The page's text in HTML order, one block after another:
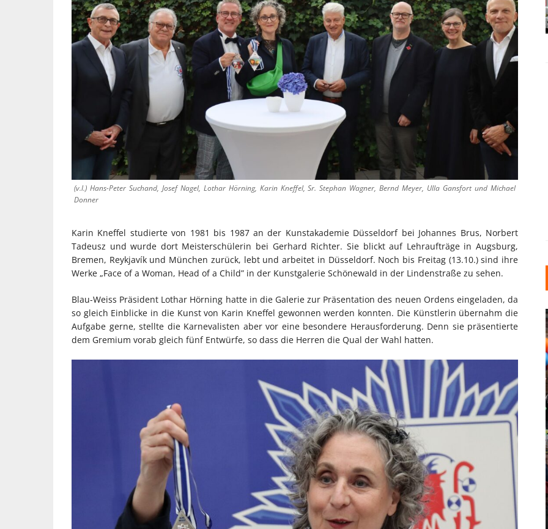
(v.l.) Hans-Peter Suchand, Josef Nagel, Lothar Hörning, Karin Kneffel, Sr. Stephan Wagner, Bernd Meyer, Ulla Gansfort und Michael
Donner
Karin Kneffel studierte von 1981 bis 1987 an der Kunstakademie Düsseldorf bei Johannes Brus, Norbert
Tadeusz und wurde dort Meisterschülerin bei Gerhard Richter. Sie blickt auf Lehraufträge in Augsburg,
Bremen, Reykjavík und München zurück, lebt und arbeitet in Düsseldorf. Noch bis Freitag (13.10.) sind ihre
Werke „Face of a Woman, Head of a Child” in der Kunstgalerie Schönewald in der Lindenstraße zu sehen.
Blau-Weiss Präsident Lothar Hörning hatte in die Galerie zur Präsentation des neuen Ordens eingeladen, da
so gleich Einblicke in die Kunst von Karin Kneffel gewonnen werden konnten. Die Künstlerin übernahm die
Aufgabe gerne, stellte die Karnevalisten aber vor eine besondere Herausforderung. Denn sie präsentierte
dem Gremium vorab gleich fünf Entwürfe, so dass die Herren die Qual der Wahl hatten.
INDUSTRIELLER CHIC: WIE
KUNSTSTOFFFENSTER DEN
LOFT-STIL IN IHREM
EINFAMILIENHAUS
UNTERSTÜTZEN
Die Inspiration des industriellen Chics sind die
Werkshallen des Industriezeitalters. Die Basis für
diesen Stil sind große Räume, schlicht gehalten
mit rustikalen Elementen und großen
Fensterflächen. Wie so vieles wurde ...